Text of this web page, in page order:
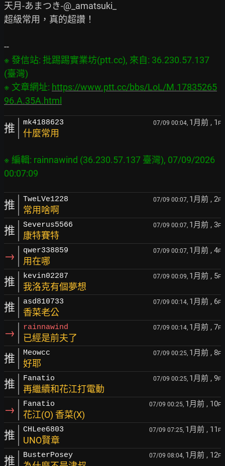
天月-あまつき-@_amatsuki_
超級常用，真的超讚！
※ 發信站: 批踢踢實業坊(ptt.cc), 來自: 36.230.57.137
(臺灣)
※ 文章網址: https://www.ptt.cc/bbs/LoL/M.17835265
96.A.35A.html
推 mk4188623 07/09 00:04, 1月前 , 1 F
什麼常用
※ 編輯: rainnawind (36.230.57.137 臺灣), 07/09/2026
推 TweLVe1228 07/09 00:07, 1月前 , 2F
常用啥啊
推 Severus5566 07/09 00:07, 1月前 , 3F
康特賽特
→ qwer338859 07/09 00:07, 1月前 , 4F
用在哪
推 kevin02287 07/09 00:09, 1月前 , 5F
我洛克有個夢想
推 asd810733 07/09 00:14, 1月前 , 6F
香菜老公
→ rainnawind 07/09 00:14, 1月前 , 7F
已經是前夫了
推 Meowcc 07/09 00:25, 1月前 , 8F
好耶
推 Fanatio 07/09 00:25, 1月前 , 9F
再繼續和花江打電動
→ Fanatio 07/09 00:25, 1月前 , 10F
花江(O) 香菜(X)
推 CHLee6803 07/09 07:25, 1月前 , 11 F
UNO賢章
推 BusterPosey 07/09 08:04, 1月前 , 12F